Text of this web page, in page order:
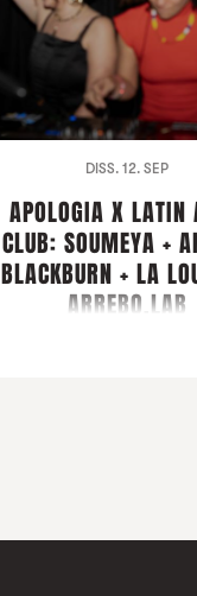
DISS. 12. SEP
APOLOGIA X LATIN
CLUB: SOUMEYA +
BLACKBURN + LA
ARREBO.LAB